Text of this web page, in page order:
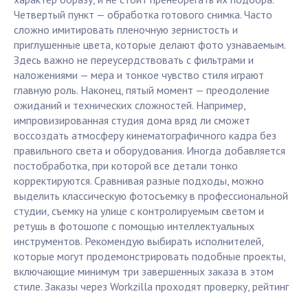
Четвертый пункт — обработка готового снимка. Часто
сложно имитировать пленочную зернистость и
приглушенные цвета, которые делают фото узнаваемым.
Здесь важно не переусердствовать с фильтрами и
наложениями — мера и тонкое чувство стиля играют
главную роль. Наконец, пятый момент — преодоление
ожиданий и технических сложностей. Например,
импровизированная студия дома вряд ли сможет
воссоздать атмосферу кинематографичного кадра без
правильного света и оборудования. Иногда добавляется
постобработка, при которой все детали тонко
корректируются. Сравнивая разные подходы, можно
выделить классическую фотосъемку в профессиональной
студии, съемку на улице с контролируемым светом и
ретушь в фотошопе с помощью интеллектуальных
инструментов. Рекомендую выбирать исполнителей,
которые могут продемонстрировать подобные проекты,
включающие минимум три завершенных заказа в этом
стиле. Заказы через Workzilla проходят проверку, рейтинг